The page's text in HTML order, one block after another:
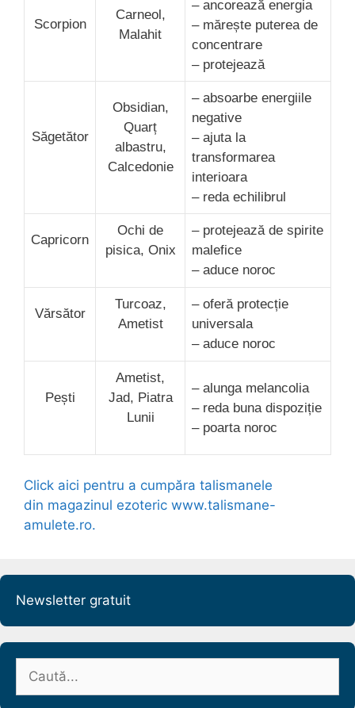
Scorpion
Carneol,
Malahit
– ancorează energia
– mărește puterea de
concentrare
– protejează
Săgetător
Obsidian,
Quarț
albastru,
Calcedonie
– absoarbe energiile
negative
– ajuta la
transformarea
interioara
– reda echilibrul
Capricorn
Ochi de
pisica, Onix
– protejează de spirite
malefice
– aduce noroc
Vărsător
Turcoaz,
Ametist
– oferă protecție
universala
– aduce noroc
Pești
Ametist,
Jad, Piatra
Lunii
– alunga melancolia
– reda buna dispoziție
– poarta noroc
Click aici pentru a cumpăra talismanele
din magazinul ezoteric www.talismane-
amulete.ro.
Newsletter gratuit
după: